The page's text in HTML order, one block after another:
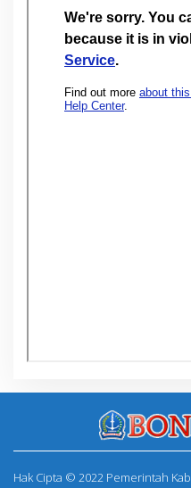
Hak Cipta © 2022 Pemerintah